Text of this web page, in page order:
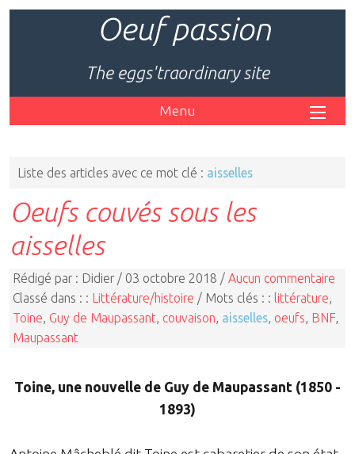
Oeuf passion
The eggs'traordinary site
Menu
Liste des articles avec ce mot clé : aisselles
Oeufs couvés sous les
aisselles
Rédigé par : Didier / 03 octobre 2018 / Aucun commentaire
Classé dans : : Littérature/histoire / Mots clés : : littérature
Toine Guy de Maupassant couvaison aisselles oeufs BNF
Maupassant
Toine, une nouvelle de Guy de Maupassant (1850 -
1893)